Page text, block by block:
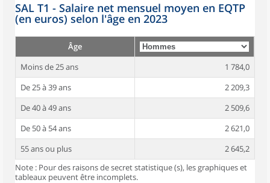
SAL T1 - Salaire net mensuel moyen en EQTP
(en euros) selon l'âge en 2023
Âge
Moins de 25 ans
1 784,0
De 25 à 39 ans
2 209,3
De 40 à 49 ans
2 509,6
De 50 à 54 ans
2 621,0
55 ans ou plus
2 645,2
Note : Pour des raisons de secret statistique (s), les graphiques et
tableaux peuvent être incomplets.